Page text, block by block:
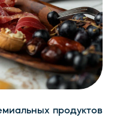
продуктов